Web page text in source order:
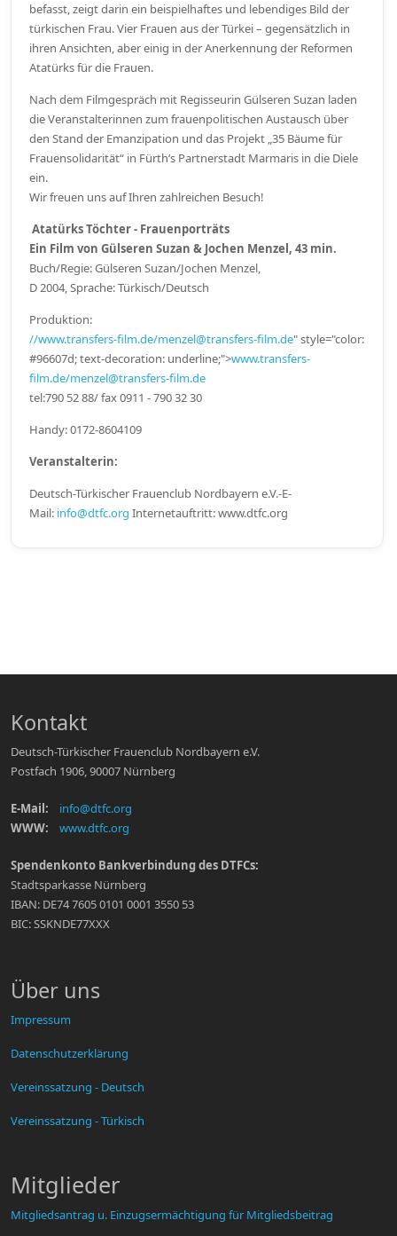
befasst, zeigt darin ein beispielhaftes und lebendiges Bild der
türkischen Frau. Vier Frauen aus der Türkei – gegensätzlich in
ihren Ansichten, aber einig in der Anerkennung der Reformen
Atatürks für die Frauen.
Nach dem Filmgespräch mit Regisseurin Gülseren Suzan laden
die Veranstalterinnen zum frauenpolitischen Austausch über
den Stand der Emanzipation und das Projekt „35 Bäume für
Frauensolidarität“ in Fürth‘s Partnerstadt Marmaris in die Diele
ein.
Wir freuen uns auf Ihren zahlreichen Besuch!
Atatürks Töchter - Frauenporträts
Ein Film von Gülseren Suzan & Jochen Menzel, 43 min.
Buch/Regie: Gülseren Suzan/Jochen Menzel,
D 2004, Sprache: Türkisch/Deutsch
Produktion:
//www.transfers-film.de/menzel@transfers-film.de" style="color:
#96607d; text-decoration: underline;">www.transfers-
film.de/menzel@transfers-film.de
tel:790 52 88/ fax 0911 - 790 32 30
Handy: 0172-8604109
Veranstalterin:
Deutsch-Türkischer Frauenclub Nordbayern e.V.-E-
Mail: info@dtfc.org Internetauftritt: www.dtfc.org
Kontakt
Deutsch-Türkischer Frauenclub Nordbayern e.V.
Postfach 1906, 90007 Nürnberg
E-Mail:
info@dtfc.org
WWW:
www.dtfc.org
Spendenkonto Bankverbindung des DTFCs:
Stadtsparkasse Nürnberg
IBAN: DE74 7605 0101 0001 3550 53
BIC: SSKNDE77XXX
Über uns
Impressum
Datenschutzerklärung
Vereinssatzung - Deutsch
Vereinssatzung - Türkisch
Mitglieder
Mitgliedsantrag u. Einzugsermächtigung für Mitgliedsbeitrag